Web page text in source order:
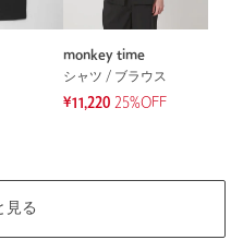
monkey time
シャツ / ブラウス
¥11,220 25%OFF
見る